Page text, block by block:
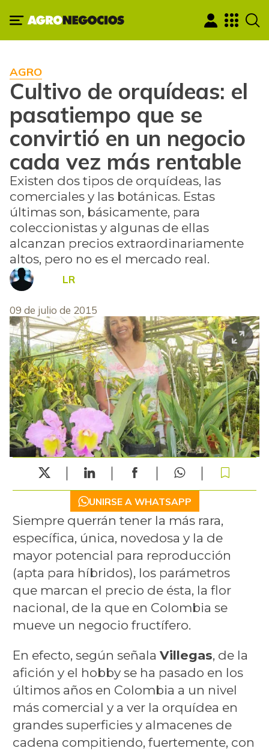
AGRO
Cultivo de orquídeas: el
pasatiempo que se
convirtió en un negocio
cada vez más rentable
Existen dos tipos de orquídeas, las
comerciales y las botánicas. Estas
últimas son, básicamente, para
coleccionistas y algunas de ellas
alcanzan precios extraordinariamente
altos, pero no es el mercado real.
LR
09 de julio de 2015
UNIRSE A WHATSAPP
Siempre querrán tener la más rara,
específica, única, novedosa y la de
mayor potencial para reproducción
(apta para híbridos), los parámetros
que marcan el precio de ésta, la flor
nacional, de la que en Colombia se
mueve un negocio fructífero.
En efecto, según señala Villegas, de la
afición y el hobby se ha pasado en los
últimos años en Colombia a un nivel
más comercial y a ver la orquídea en
grandes superficies y almacenes de
cadena compitiendo, fuertemente, con